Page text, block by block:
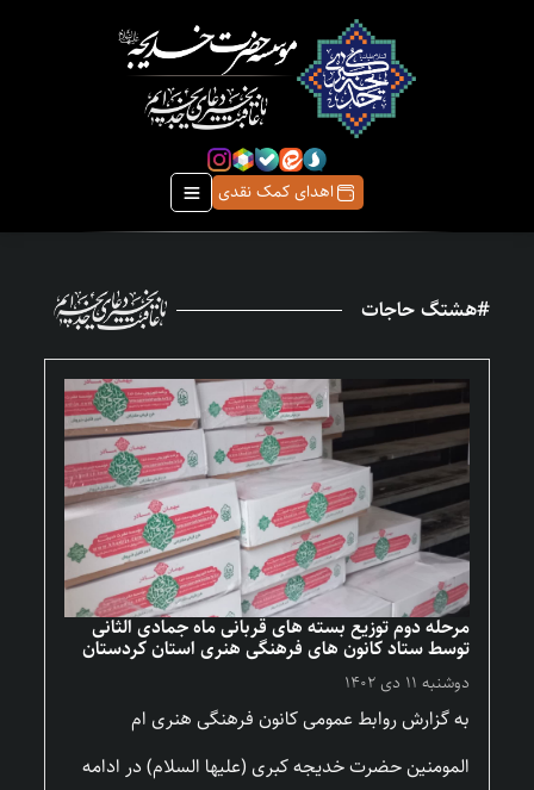
اهدای کمک نقدی
#هشتگ حاجات
مرحله دوم توزیع بسته های قربانی ماه جمادی الثانی
توسط ستاد کانون های فرهنگی هنری استان کردستان
دوشنبه ۱۱ دی ۱۴۰۲
به گزارش روابط عمومی کانون فرهنگی هنری ام
المومنین حضرت خدیجه کبری (علیها السلام) در ادامه